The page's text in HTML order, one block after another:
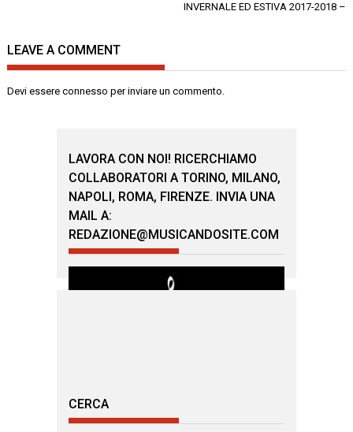
INVERNALE ED ESTIVA 2017-2018 –
LEAVE A COMMENT
Devi essereconnesso per inviare un commento.
LAVORA CON NOI! RICERCHIAMO
COLLABORATORI A TORINO, MILANO,
NAPOLI, ROMA, FIRENZE. INVIA UNA
MAIL A:
REDAZIONE@MUSICANDOSITE.COM
CERCA